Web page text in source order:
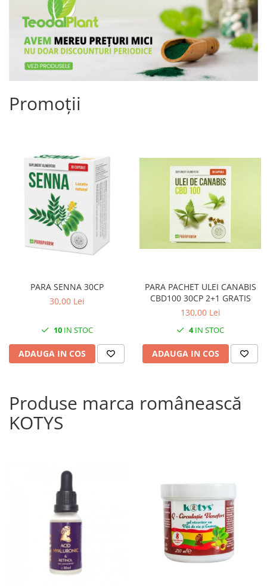
Promoții
PARA SENNA 30CP
30,00 Lei
10IN STOC
ADAUGA IN COS
PARA PACHET ULEI CANABIS
CBD100 30CP 2+1 GRATIS
130,00 Lei
4IN STOC
ADAUGA IN COS
Produse marca românească
KOTYS